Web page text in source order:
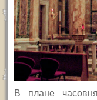
В плане